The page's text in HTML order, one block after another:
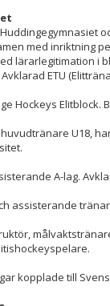
med inriktning
lärarlegitimation i
ETU
Hockeys Elitblock.
U18,
A-lag.
assisterande
kopplade till